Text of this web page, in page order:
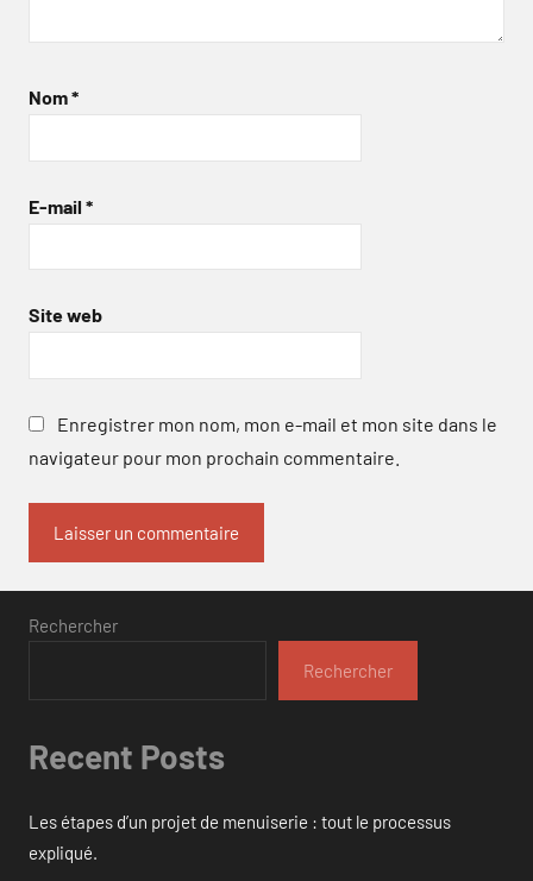
Nom*
E-mail *
Site web
Enregistrer mon nom, mon e-mail et mon site dans le
navigateur pour mon prochain commentaire.
Rechercher
Rechercher
Recent Posts
Les étapes d’un projet de menuiserie : tout le processus
expliqué.